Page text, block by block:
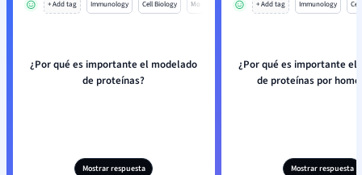
+ Add tag Immunology Cell Biology Mo
¿Por qué es importante el modelado
de proteínas?
Mostrar respuesta
+ Add tag Immunology
¿Por qué es importante el
de proteínas por
Mostrar respuesta